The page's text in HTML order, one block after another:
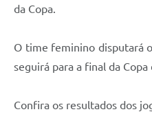
da Copa.
O time feminino disputará
seguirá para a final da Copa
Confira os resultados dos